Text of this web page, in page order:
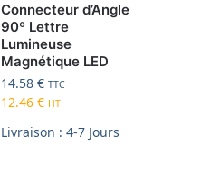
Connecteur d’Angle
90º Lettre
Lumineuse
Magnétique LED
14.58€ TTC
12.46€ HT
Livraison : 4-7 Jours